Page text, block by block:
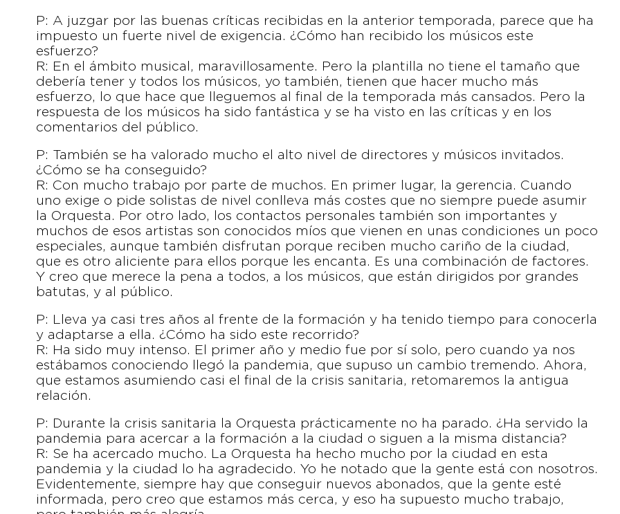
P: A juzgar por las buenas críticas recibidas en la anterior temporada, parece que ha
impuesto un fuerte nivel de exigencia. ¿Cómo han recibido los músicos este
esfuerzo?
R: En el ámbito musical, maravillosamente. Pero la plantilla no tiene el tamaño que
debería tener y todos los músicos, yo también, tienen que hacer mucho más
esfuerzo, lo que hace que lleguemos al final de la temporada más cansados. Pero la
respuesta de los músicos ha sido fantástica y se ha visto en las críticas y en los
comentarios del público.
P: También se ha valorado mucho el alto nivel de directores y músicos invitados.
¿Cómo se ha conseguido?
R: Con mucho trabajo por parte de muchos. En primer lugar, la gerencia. Cuando
uno exige o pide solistas de nivel conlleva más costes que no siempre puede asumir
la Orquesta. Por otro lado, los contactos personales también son importantes y
muchos de esos artistas son conocidos míos que vienen en unas condiciones un poco
especiales, aunque también disfrutan porque reciben mucho cariño de la ciudad,
que es otro aliciente para ellos porque les encanta. Es una combinación de factores.
Y creo que merece la pena a todos, a los músicos, que están dirigidos por grandes
batutas, y al público.
P: Lleva ya casi tres años al frente de la formación y ha tenido tiempo para conocerla
y adaptarse a ella. ¿Cómo ha sido este recorrido?
R: Ha sido muy intenso. El primer año y medio fue por sí solo, pero cuando ya nos
estábamos conociendo llegó la pandemia, que supuso un cambio tremendo. Ahora,
que estamos asumiendo casi el final de la crisis sanitaria, retomaremos la antigua
relación.
P: Durante la crisis sanitaria la Orquesta prácticamente no ha parado. ¿Ha servido la
pandemia para acercar a la formación a la ciudad o siguen a la misma distancia?
R: Se ha acercado mucho. La Orquesta ha hecho mucho por la ciudad en esta
pandemia y la ciudad lo ha agradecido. Yo he notado que la gente está con nosotros.
Evidentemente, siempre hay que conseguir nuevos abonados, que la gente esté
informada, pero creo que estamos más cerca, y eso ha supuesto mucho trabajo,